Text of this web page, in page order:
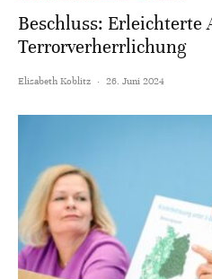
Beschluss: Erleichterte
Terrorverherrlichung
Elisabeth Koblitz · 26. Juni 2024